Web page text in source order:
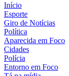
Início
Esporte
Giro de Notícias
Política
Aparecida em Foco
Cidades
Polícia
Entorno em Foco